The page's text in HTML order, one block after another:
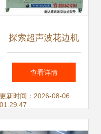
探索超声波花边机
广州市海珠区奥达
超声波设备厂的自
查看详情
更新时间：2026-08-06
01:29:47